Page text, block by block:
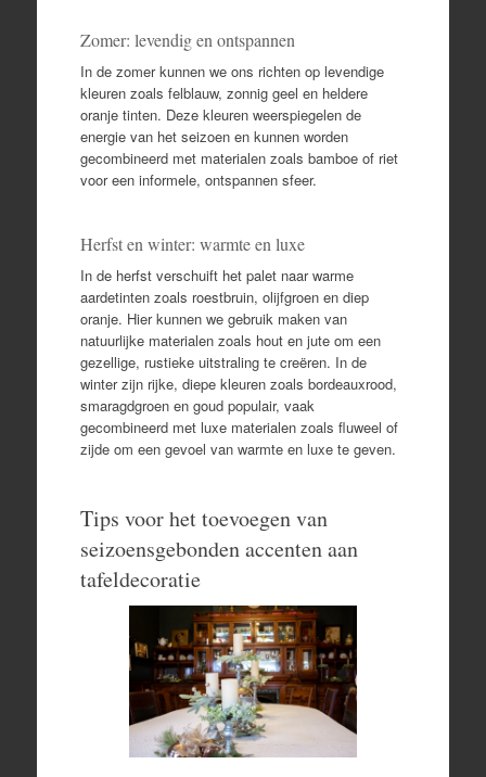
Zomer: levendig en ontspannen
In de zomer kunnen we ons richten op levendige
kleuren zoals felblauw, zonnig geel en heldere
oranje tinten. Deze kleuren weerspiegelen de
energie van het seizoen en kunnen worden
gecombineerd met materialen zoals bamboe of riet
voor een informele, ontspannen sfeer.
Herfst en winter: warmte en luxe
In de herfst verschuift het palet naar warme
aardetinten zoals roestbruin, olijfgroen en diep
oranje. Hier kunnen we gebruik maken van
natuurlijke materialen zoals hout en jute om een
gezellige, rustieke uitstraling te creëren. In de
winter zijn rijke, diepe kleuren zoals bordeauxrood,
smaragdgroen en goud populair, vaak
gecombineerd met luxe materialen zoals fluweel of
zijde om een gevoel van warmte en luxe te geven.
Tips voor het toevoegen van
seizoensgebonden accenten aan
tafeldecoratie